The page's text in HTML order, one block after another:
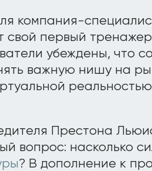
компания-
свой первый
убеждены, что
важную нишу на
Престона
вопрос: насколько
? В дополнение к